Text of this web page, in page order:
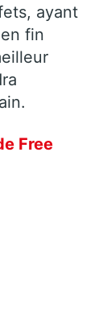
ayant
fin
Free